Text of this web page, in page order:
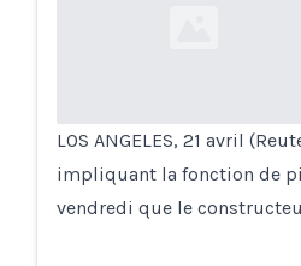
LOS ANGELES, 21 avril
impliquant la fonction de
vendredi que le